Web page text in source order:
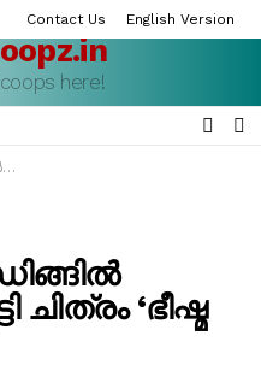
Contact Us English Version
here!
ചിത്രം ‘ഭീഷ്മ